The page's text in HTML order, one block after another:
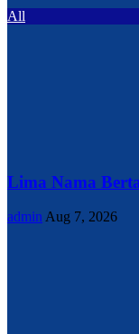
All
Lima Nama
adminAug 7, 2026